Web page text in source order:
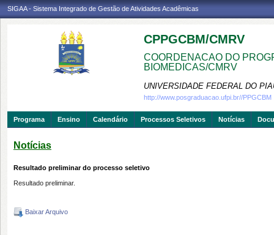
SIGAA - Sistema Integrado de Gestão de Atividades Acadêmicas
CPPGCBM/CMRV
COORDENACAO DO
BIOMEDICAS/CMRV
UNIVERSIDADE FEDERAL DO
http://www.posgraduacao.ufpi.br//PPGCBM
Programa Ensino Calendário Processos Seletivos Notícias
Notícias
Resultado preliminar do processo seletivo
Resultado preliminar.
Baixar Arquivo